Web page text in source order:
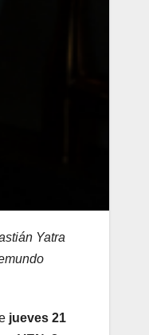
Yatra
jueves 21